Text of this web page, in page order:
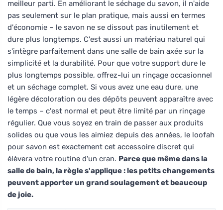
meilleur parti. En améliorant le séchage du savon, il n'aide
pas seulement sur le plan pratique, mais aussi en termes
d'économie – le savon ne se dissout pas inutilement et
dure plus longtemps. C'est aussi un matériau naturel qui
s'intègre parfaitement dans une salle de bain axée sur la
simplicité et la durabilité. Pour que votre support dure le
plus longtemps possible, offrez-lui un rinçage occasionnel
et un séchage complet. Si vous avez une eau dure, une
légère décoloration ou des dépôts peuvent apparaître avec
le temps – c'est normal et peut être limité par un rinçage
régulier. Que vous soyez en train de passer aux produits
solides ou que vous les aimiez depuis des années, le loofah
pour savon est exactement cet accessoire discret qui
élèvera votre routine d'un cran. Parce que même dans la
salle de bain, la règle s'applique : les petits changements
peuvent apporter un grand soulagement et beaucoup
de joie.